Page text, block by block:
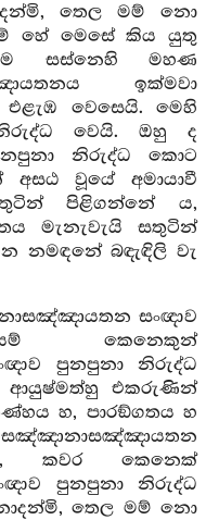
තෙල මම් නො
හේ මෙසේ කිය යුතු
සස්නෙහි මහණ
ඉක්මවා
වෙසෙයි. මෙහි
වෙයි. ඔහු ද
නිරුද්ධ කොට
වූයේ අමායාවී
පිළිගන්නේ ය,
මැනැවැයි සතුටින්
නමඳනේ බඳැඳිලි වැ
සංඥාව
කෙනෙකුන්
පුනපුනා නිරුද්ධ
ආයුෂ්මත්හු එකරුණින්
හ, පාරඞ්ගතය හ
කවර කෙනෙක්
පුනපුනා නිරුද්ධ
තෙල මම් නො